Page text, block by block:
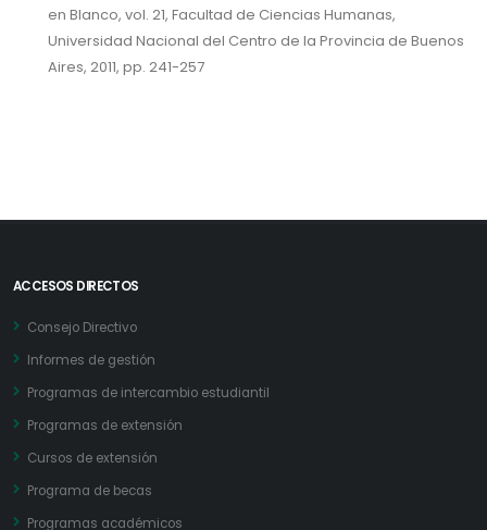
en Blanco, vol. 21, Facultad de Ciencias Humanas,
Universidad Nacional del Centro de la Provincia de Buenos
Aires, 2011, pp. 241-257
ACCESOS DIRECTOS
Consejo Directivo
Informes de gestión
Programas de intercambio estudiantil
Programas de extensión
Cursos de extensión
Programa de becas
Programas académicos